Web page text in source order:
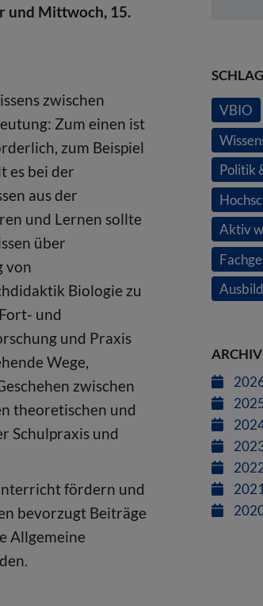
und Mittwoch, 15.
zwischen
Zum einen ist
zum Beispiel
es bei der
aus der
und Lernen sollte
über
von
Biologie zu
und
und Praxis
Wege,
zwischen
theoretischen und
Schulpraxis und
fördern und
bevorzugt Beiträge
Allgemeine
VBIO
Politik
Aktiv
2021